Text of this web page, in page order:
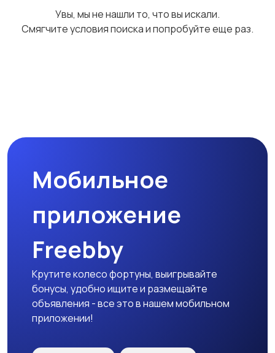
Увы, мы не нашли то, что вы искали.
Смягчите условия поиска и попробуйте еще раз.
Мобильное
приложение
Freebby
Крутите колесо фортуны, выигрывайте
бонусы, удобно ищите и размещайте
объявления - все это в нашем мобильном
приложении!